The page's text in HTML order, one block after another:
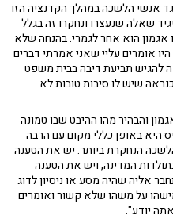
אנשי הלשכה במהלך הקדנציה הזו
שאלה שנעצרו ונחקרו זה בגלל
הוא אחר לגמרי. בהנחה שלא
אומרים עליי שאני אמרתי דברים
להגיש תביעת דיבה בבית משפט
שיש לו סיבות טובות לא
והבהיר מהו ההיבט שבו טמונה
היא באופן כללי מקום עם הרבה
הנחקרת ביותר. יש את הטענה
המדינה, ויש את הטענה
אליה שהיה מסע או ניסיון לדוג
על משהו שלא קשור ואומרים
יודע".